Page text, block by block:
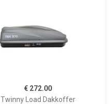
€ 272.00
Twinny Load Dakkoffer